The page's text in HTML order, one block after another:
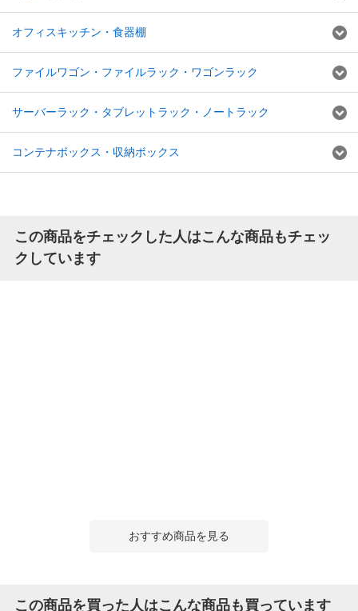
オフィスキッチン・食器棚
ファイルワゴン・ファイルラック・ワゴンラック
サーバーラック・タブレットラック・ノートラック
コンテナボックス・収納ボックス
この商品をチェックした人はこんな商品もチェッ
クしています
おすすめ商品を見る
この商品を買った人はこんな商品も買っています